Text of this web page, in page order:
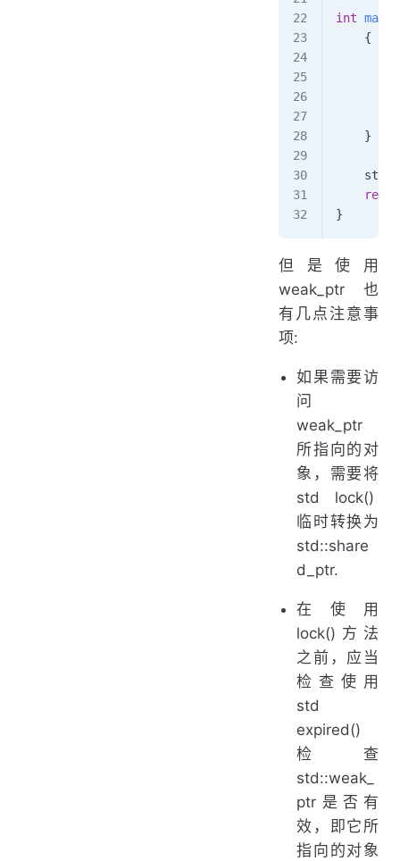
int main
    {
    }
}
但是使用
weak_ptr 也
有几点注意事
项:
如果需要访
问
weak_ptr
所指向的对
象，需要将
std
lock()
临时转换为
std::share
d_ptr.
在使用
lock()方法
之前，应当
检查使用
std
expired()
检查
std::weak_
ptr是否有
效，即它所
指向的对象